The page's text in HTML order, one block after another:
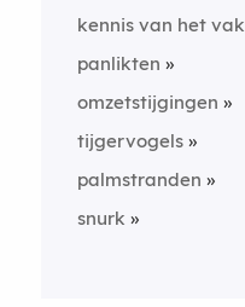
kennis van het vak
panlikten
omzetstijgingen
tijgervogels
palmstranden
snurk